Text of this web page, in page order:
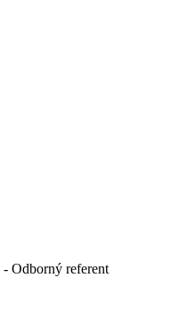
- Odborný referent